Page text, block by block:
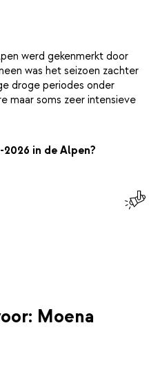
werd gekenmerkt door
was het seizoen zachter
droge periodes onder
maar soms zeer intensieve
in de Alpen?
Moena